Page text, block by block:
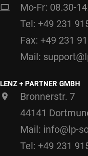
Mo-Fr: 08.30-
Tel: +49 231
Fax: +49 231
Mail:
LENZ + PARTNER GMBH
Bronnerstr. 7
44141
Mail: info@lp-
Tel: +49 231